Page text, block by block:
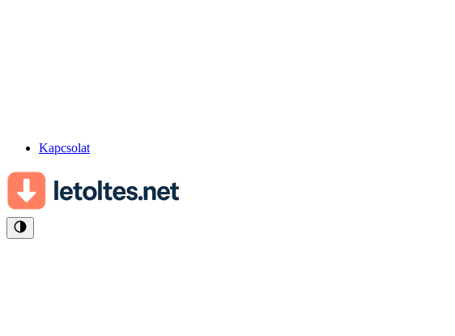
Kapcsolat